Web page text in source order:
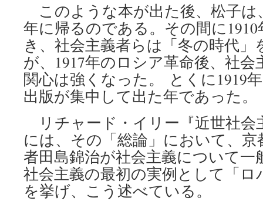
このような本が出た後、松子は
年に帰るのである。その間に
き、社会主義者らは「冬の時代
が、1917年のロシア革命後、社
関心は強くなった。 とくに1919
出版が集中して出た年であった。
リチャード・イリー『近世社会
には、その「総論」において、
者田島錦治が社会主義について一
社会主義の最初の実例として「
を挙げ、こう述べている。